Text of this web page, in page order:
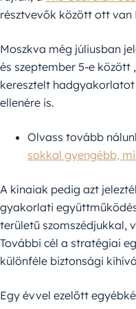
résztvevők között ott van
Moszkva még júliusban
és szeptember 5-e között
keresztelt
ellenére is.
Olvass tovább
sokkal gyengébb,
A kínaiak pedig azt
gyakorlati
területű szomszédjukkal,
További cél a stratégiai
különféle biztonsági
Egy évvel ezelőtt